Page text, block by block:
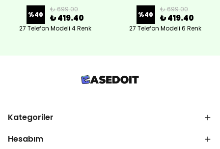
%40
₺ 699.00
₺ 419.40
27 Telefon Modeli 4 Renk
%40
₺ 699.00
₺ 419.40
27 Telefon Modeli 6 Renk
Kategoriler
Hesabım